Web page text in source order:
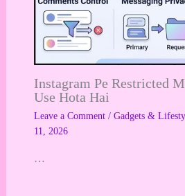
Instagram Pe Restricted
Use Hota Hai
Leave a Comment / Gadgets &
11, 2026
…